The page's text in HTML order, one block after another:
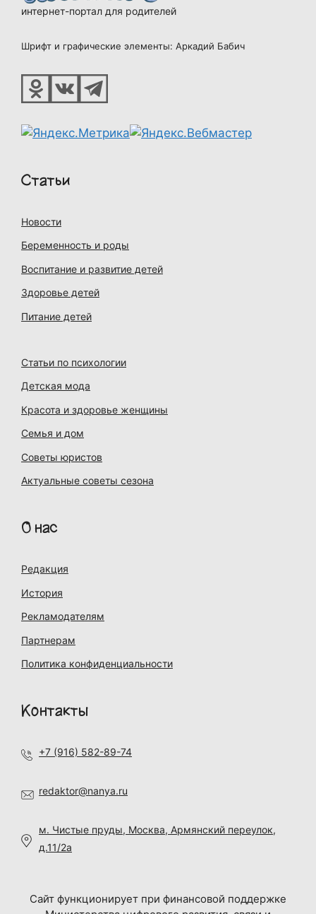
интернет-портал для родителей
Шрифт и графические элементы: Аркадий Бабич
Статьи
Новости
Беременность и роды
Воспитание и развитие детей
Здоровье детей
Питание детей
Статьи по психологии
Детская мода
Красота и здоровье женщины
Семья и дом
Советы юристов
Актуальные советы сезона
О нас
Редакция
История
Рекламодателям
Партнерам
Политика конфиденциальности
Контакты
+7 (916) 582-89-74
redaktor@nanya.ru
м. Чистые пруды, Москва, Армянский переулок,
д.11/2а
Сайт функционирует при финансовой поддержке